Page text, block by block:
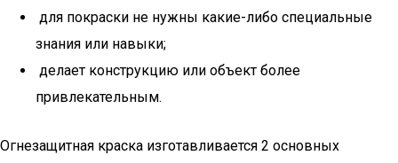
для покраски не нужны какие-либо специальные
знания или навыки;
делает конструкцию или объект более
привлекательным.
Огнезащитная краска изготавливается 2 основных